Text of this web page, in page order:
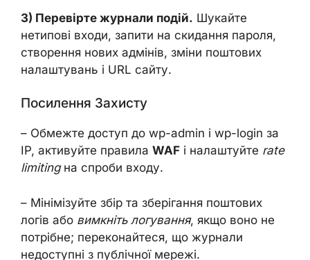
3) Перевірте журнали подій. Шукайте
нетипові входи, запити на скидання пароля,
створення нових адмінів, зміни поштових
налаштувань і URL сайту.
Посилення Захисту
– Обмежте доступ до wp-admin і wp-login за
IP, активуйте правила WAF і налаштуйте rate
limitingна спроби входу.
– Мінімізуйте збір та зберігання поштових
логів або вимкніть логування, якщо воно не
потрібне; переконайтеся, що журнали
недоступні з публічної мережі.